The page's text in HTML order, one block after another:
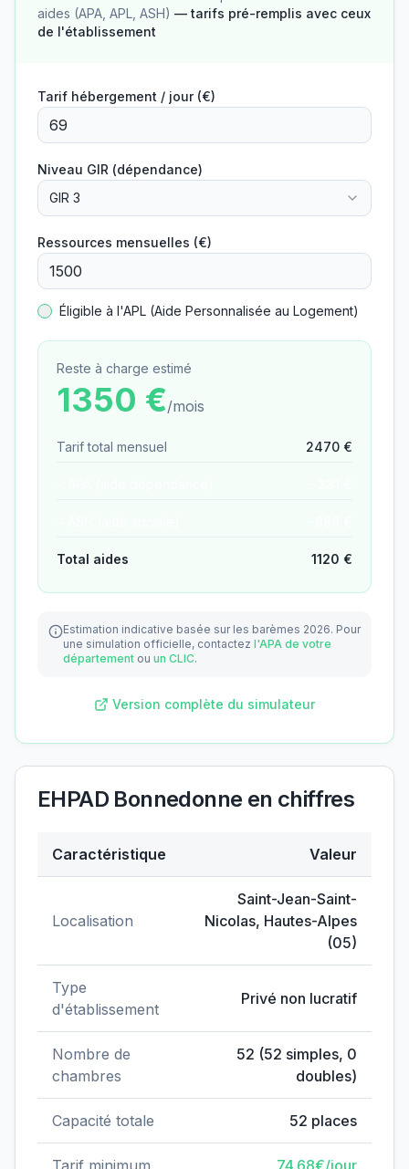
aides (APA, APL, ASH) — tarifs pré-remplis avec ceux
de l'établissement
Tarif hébergement / jour (€)
Niveau GIR (dépendance)
GIR 3
Ressources mensuelles (€)
Éligible à l'APL (Aide Personnalisée au Logement)
Reste à charge estimé
1350 €/mois
Tarif total mensuel 2470 €
Total aides 1120 €
Estimation indicative basée sur les barèmes 2026. Pour
une simulation officielle, contactez l'APA de votre
département ou un CLIC.
Version complète du simulateur
EHPAD Bonnedonne en chiffres
Caractéristique Valeur
Localisation
Saint-Jean-Saint-
Nicolas, Hautes-Alpes
(05)
Type
d'établissement
Privé non lucratif
Nombre de
chambres
52 (52 simples, 0
doubles)
Capacité totale 52 places
Tarif minimum 74.68€/jour